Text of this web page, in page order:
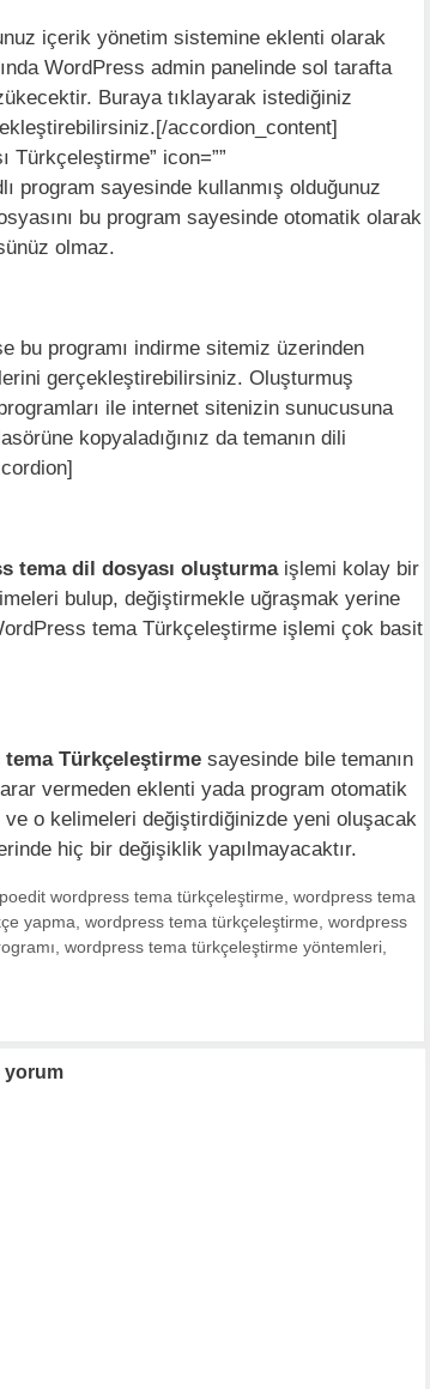
içerik yönetim sistemine eklenti olarak
WordPress admin panelinde sol tarafta
Buraya tıklayarak istediğiniz
accordion_content]
Türkçeleştirme” icon=””
program sayesinde kullanmış olduğunuz
bu program sayesinde otomatik olarak
olmaz.
bu programı indirme sitemiz üzerinden
gerçekleştirebilirsiniz. Oluşturmuş
ile internet sitenizin sunucusuna
kopyaladığınız da temanın dili
tema dil dosyası oluşturmaişlemi kolay bir
bulup, değiştirmekle uğraşmak yerine
tema Türkçeleştirme işlemi çok basit
Türkçeleştirme sayesinde bile temanın
vermeden eklenti yada program otomatik
ve o kelimeleri değiştirdiğinizde yeni oluşacak
hiç bir değişiklik yapılmayacaktır.
poedit wordpress tema türkçeleştirme wordpress tema
yapma wordpress tema türkçeleştirme wordpress
wordpress tema türkçeleştirme yöntemleri
yorum